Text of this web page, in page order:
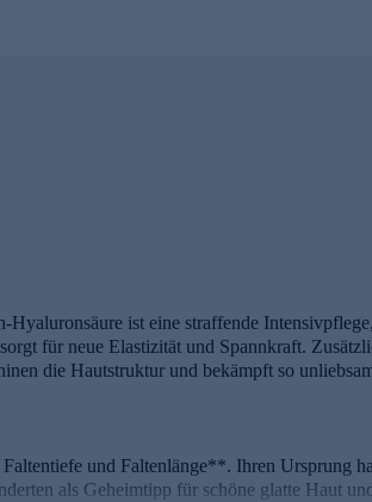
ist eine straffende
für neue Elastizität und Spannkraft.
die Hautstruktur und bekämpft so
und Faltenlänge**. Ihren Ursprung
als Geheimtipp für schöne glatte Haut